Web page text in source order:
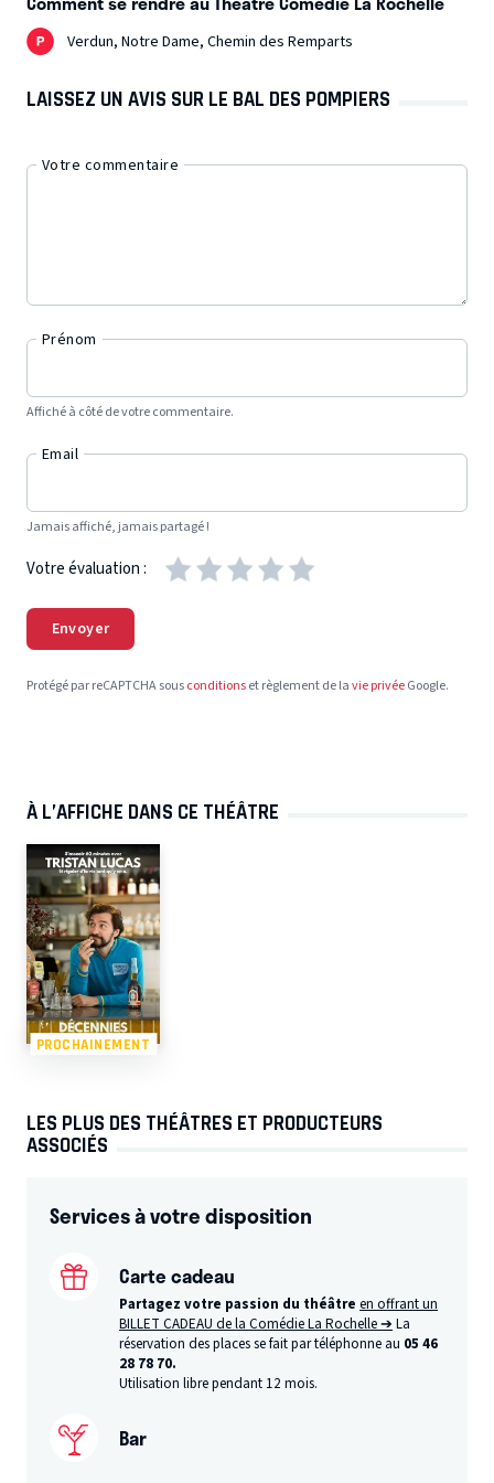
Verdun, Notre Dame, Chemin des Remparts
LAISSEZ UN AVIS SUR LE BAL DES POMPIERS
Votre commentaire
Prénom
Affiché à côté de votre commentaire.
Email
Jamais affiché, jamais partagé !
Votre évaluation :
Envoyer
Protégé par reCAPTCHA sousconditionset règlement de lavie privéeGoogle.
À L’AFFICHE DANS CE THÉÂTRE
PROCHAINEMENT
LES PLUS DES THÉÂTRES ET PRODUCTEURS
ASSOCIÉS
Services à votre disposition
Carte cadeau
Partagez votre passion du théâtre en offrant un
BILLET CADEAU de la Comédie La Rochelle ➔ La
réservation des places se fait par téléphonne au 05 46
28 78 70.
Utilisation libre pendant 12 mois.
Bar